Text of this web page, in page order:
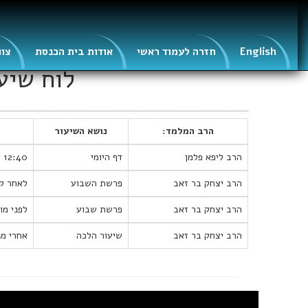
אודות בית הכנסת חזרה לעמוד ראשי English
לוח
הרב המלמד: נושא השיעור
הרב ליפא פלמן
דף היומי 12:40
הרב יצחק בר זאב
פרשת השבוע לאחר
הרב יצחק בר זאב
פרשת שבוע לפני
הרב יצחק בר זאב
שיעור הלכה אחרי